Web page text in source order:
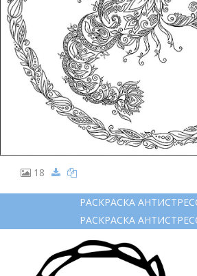
18
РАСКРАСКА
РАСКРАСКА